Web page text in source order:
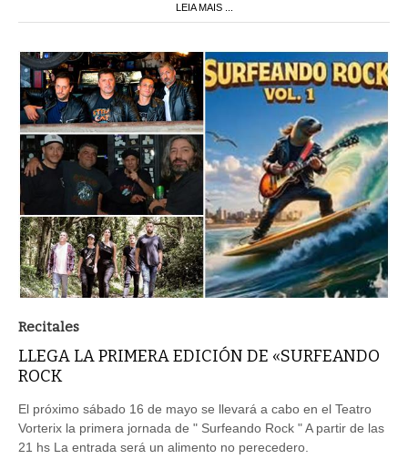
LEIA MAIS ...
Recitales
LLEGA LA PRIMERA EDICIÓN DE «SURFEANDO
ROCK
El próximo sábado 16 de mayo se llevará a cabo en el Teatro
Vorterix la primera jornada de " Surfeando Rock " A partir de las
21 hs La entrada será un alimento no perecedero.